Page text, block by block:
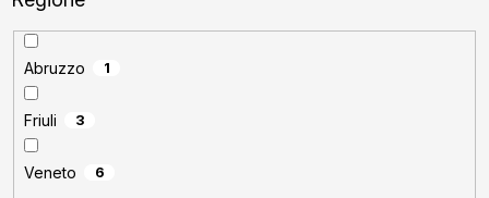
Abruzzo 1
Friuli 3
Veneto 6